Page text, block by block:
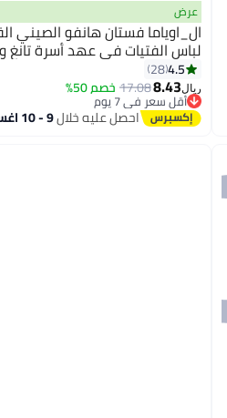
عرض
ال_اوياما فستان هانفو الصيني
لباس الفتيات في عهد أسرة تانغ
4.5
28
ريال8.43
17.08 خصم 50%
أقل سعر في 7 يوم
أقل سعر في 7 يوماحصل عليه خلال9 - 10 اغسطس